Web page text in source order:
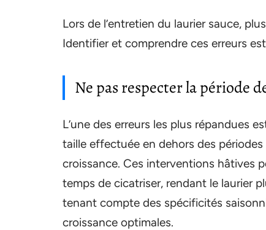
Lors de l’entretien du laurier sauce,
Identifier et comprendre ces erreurs
Ne pas respecter la période
L’une des erreurs les plus répandues
taille effectuée en dehors des
croissance. Ces interventions hâtives
temps de cicatriser, rendant le laurier
tenant compte des spécificités
croissance optimales.